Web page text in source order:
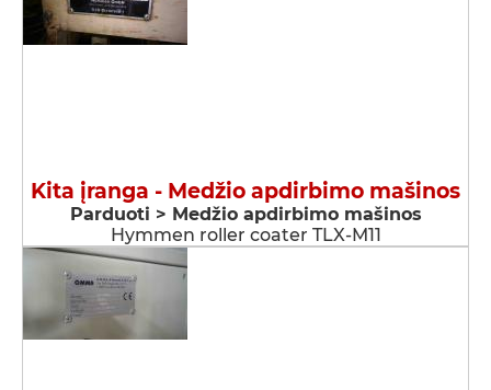
Kita įranga - Medžio apdirbimo mašinos
Parduoti > Medžio apdirbimo mašinos
Hymmen roller coater TLX-M11